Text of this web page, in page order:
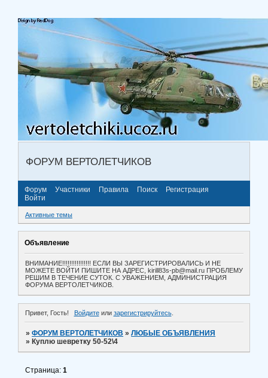
ФОРУМ ВЕРТОЛЕТЧИКОВ
Форум Участники Правила Поиск
Регистрация
Войти
Активные темы
Объявление
ВНИМАНИЕ!!!!!!!!!!!!!!!! ЕСЛИ ВЫ ЗАРЕГИСТРИРОВАЛИСЬ И НЕ
МОЖЕТЕ ВОЙТИ ПИШИТЕ НА АДРЕС, kirill83s-pb@mail.ru ПРОБЛЕМУ
РЕШИМ В ТЕЧЕНИЕ СУТОК. С УВАЖЕНИЕМ, АДМИНИСТРАЦИЯ
ФОРУМА ВЕРТОЛЕТЧИКОВ.
Привет, Гость! Войдитеили зарегистрируйтесь.
»ФОРУМ ВЕРТОЛЕТЧИКОВ »ЛЮБЫЕ ОБЪЯВЛЕНИЯ
» Куплю шевретку 50-52\4
Страница:1